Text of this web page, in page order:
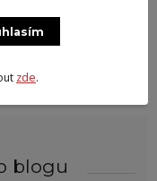
technikem.
blogu
zde.